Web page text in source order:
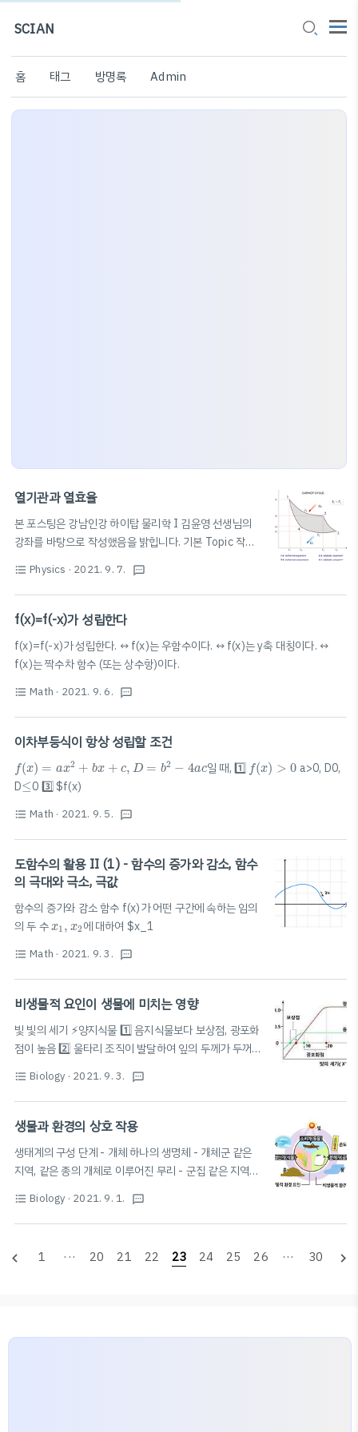
SCIAN
홈 태그 방명록 Admin
열기관과 열효율
본 포스팅은 강남인강 하이탑 물리학 I 김윤영 선생님의
강좌를 바탕으로 작성했음을 밝힙니다. 기본 Topic 작동
역학 제2법칙: 에너지 흐름 (방향성) 설명 가역 변화와 비
가역 변화 (≫자연현상) ➕ 화학에서의 가역 반응과 비가
역 반응과는 조금 다름 자연 현상은 비가역적이다! ⚡️ 가역
아갈 수 있는 변화 · 자연 상태로 원상복귀를 시키는 데 큰
노력이 필요하지 않음. · 자연 현상 중에서 완벽한 가역 변
화는 없다. ⚡️ 비가역 변화 : 외부에 어떤 변화도 남기지 않
관계X..
format_list_bulleted Physics · 2021. 9. 7. textsms
f(x)=f(-x)가 성립한다
f(x)=f(-x)가 성립한다. ↔ f(x)는 우함수이다. ↔ f(x)는 y축 대칭이다. ↔
f(x)는 짝수차 함수 (또는 상수항)이다.
format_list_bulleted Math · 2021. 9. 6. textsms
이차부등식이 항상 성립할 조건
f(x) = ax2 + bx + c, D = b2 − 4ac
f(x)= 2+b x +c,D = b 2− c 일 때, 1️⃣ f(x) > 0
f(x)> 0
a>0, D0,
D≤
≤0 3️⃣ $f(x)
format_list_bulleted Math · 2021. 9. 5. textsms
도함수의 활용 II (1) - 함수의 증가와 감소, 함수
의 극대와 극소, 극값
함수의 증가와 감소 함수 f(x)가 어떤 구간에 속하는 임의
의 두 수x1 , x2
x1 x2에 대하여 $x_1
format_list_bulleted Math · 2021. 9. 3. textsms
비생물적 요인이 생물에 미치는 영향
빛 빛의 세기 ⚡️양지식물 1️⃣ 음지식물보다 보상점, 광포화
점이 높음 2️⃣ 울타리 조직이 발달하여 잎의 두께가 두꺼움
받고 자람) 빛의 파장 해조류의 바다 깊이에 따른 서식 녹
조류 홍조류 갈조류 깊이 얕은 바다 깊은 바다 중간 깊이
사용하는 빛 적색광 청색광 황색광 일조 시간과 식물의 개
계 암기보다 암기가 짧아지면 개화 (e.g. 붓꽃) 단일 식물:
· 임계 암기보다 암기가 길어지면 개화 (e.g. 국화) · 지속
된 암기가 임계 암기보다 길어야 개화 (암기 중간에 빛을
format_list_bulleted Biology · 2021. 9. 3. textsms
생물과 환경의 상호 작용
생태계의 구성 단계 - 개체 하나의 생명체 - 개체군 같은
지역, 같은 종의 개체로 이루어진 무리 - 군집 같은 지역에
임없이 영향을 주고받는 통합된 시스템 생태계의 구성 요
소 - 생물적 요인 생산자, 소비자, 분해자: 생태계 내의 모
기) 환경 ▷ 생물에게 생존과 생장에 필요한 물질, 에너지,
받음 비생물적 요인 → 생물 영향 ⚡️ 빛 - 빛의 세기 & 파장
format_list_bulleted Biology · 2021. 9. 1. textsms
navigate_before 1 ··· 20 21 22 23 24 25 26 ··· 30 navigate_next